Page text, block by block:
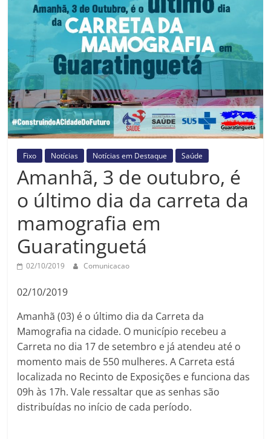
Prefeitura
Estância
Turística
Guaratinguetá
Fixo Notícias Notícias em Destaque Saúde
Amanhã, 3 de outubro, é
o último dia da carreta da
mamografia em
Guaratinguetá
02/10/2019 Comunicacao
02/10/2019
Amanhã (03) é o último dia da Carreta da
Mamografia na cidade. O município recebeu a
Carreta no dia 17 de setembro e já atendeu até o
momento mais de 550 mulheres. A Carreta está
localizada no Recinto de Exposições e funciona das
09h às 17h. Vale ressaltar que as senhas são
distribuídas no início de cada período.